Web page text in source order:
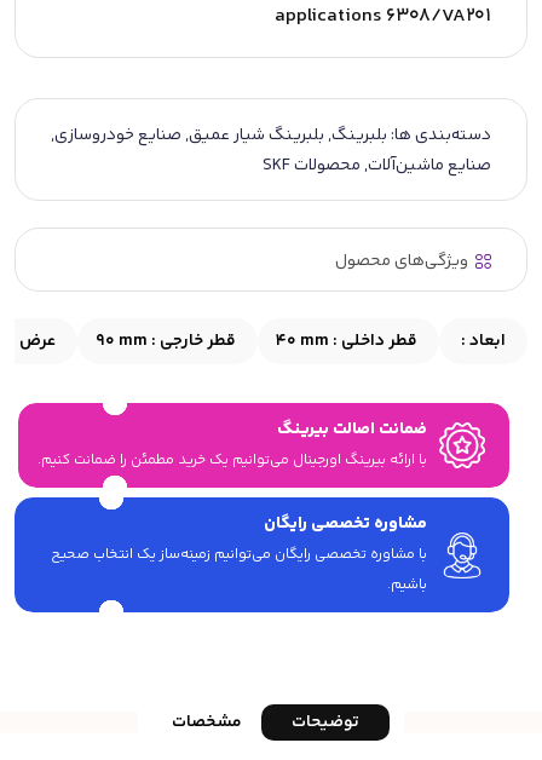
applications 6308/VA201
دسته‌بندی ها: بلبرینگ,بلبرینگ شیار عمیق,صنایع خودروسازی,
صنایع ماشین‌آلات,محصولات SKF
ویژگی‌های محصول
ابعاد : قطر داخلی : 40 mm قطر خارجی : 90 mm عرض :
ضمانت اصالت بیرینگ
با ارائه بیرینگ اورجینال می‎‌توانیم یک خرید مطمئن را ضمانت کنیم.
مشاوره تخصصی رایگان
با مشاوره تخصصی رایگان می‌توانیم زمینه‌ساز یک انتخاب صحیح
باشیم.
توضیحات مشخصات